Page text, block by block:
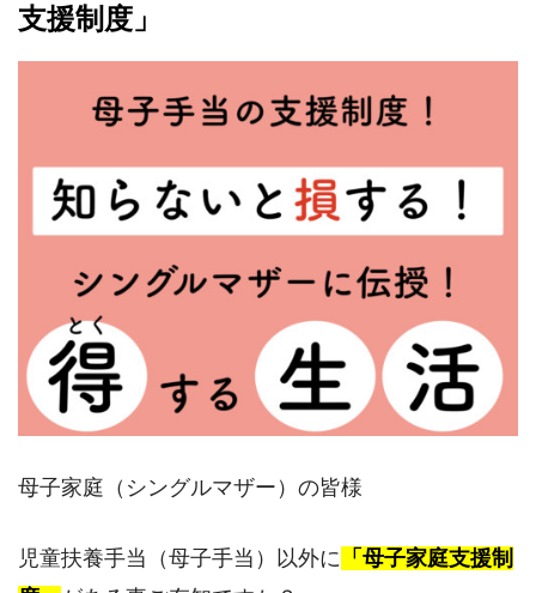
支援制度」
母子家庭（シングルマザー）の皆様
児童扶養手当（母子手当）以外に 「母子家庭支援制